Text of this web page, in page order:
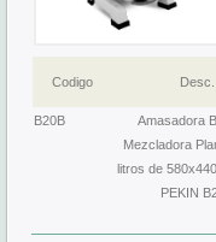
Codigo Desc.
B20B
Amasadora
Mezcladora
litros de
PEKIN